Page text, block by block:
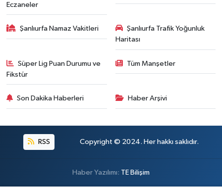
Eczaneler
Şanlıurfa Namaz Vakitleri
Şanlıurfa Trafik Yoğunluk
Haritası
Süper Lig Puan Durumu ve
Fikstür
Tüm Manşetler
Son Dakika Haberleri Haber Arşivi
RSS Copyright © 2024. Her hakkı saklıdır.
Haber Yazılımı: TE Bilişim